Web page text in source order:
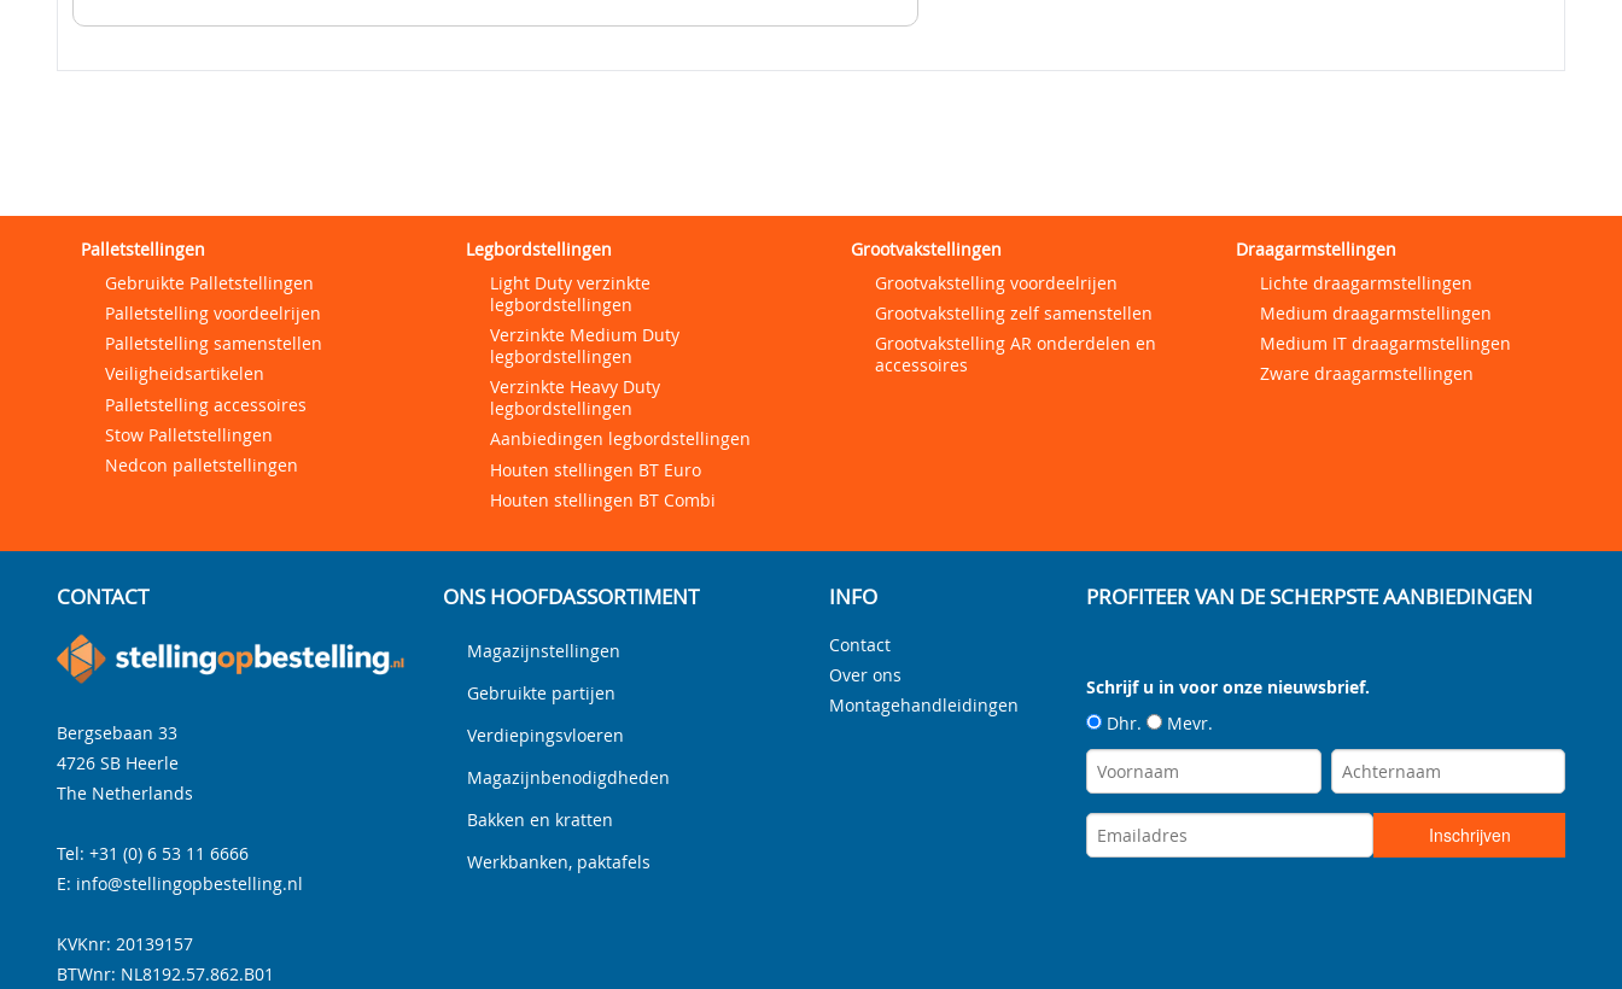
Palletstellingen
Gebruikte Palletstellingen
Palletstelling voordeelrijen
Palletstelling samenstellen
Veiligheidsartikelen
Palletstelling accessoires
Stow Palletstellingen
Nedcon palletstellingen
Legbordstellingen
Light Duty verzinkte
legbordstellingen
Verzinkte Medium Duty
legbordstellingen
Verzinkte Heavy Duty
legbordstellingen
Aanbiedingen legbordstellingen
Houten stellingen BT Euro
Houten stellingen BT Combi
Grootvakstellingen
Grootvakstelling voordeelrijen
Grootvakstelling zelf samenstellen
Grootvakstelling AR onderdelen en
accessoires
Draagarmstellingen
Lichte draagarmstellingen
Medium draagarmstellingen
Medium IT draagarmstellingen
Zware draagarmstellingen
CONTACT
Bergsebaan 33
4726 SB Heerle
The Netherlands
Tel: +31 (0) 6 53 11 6666
E: info@stellingopbestelling.nl
KVKnr: 20139157
BTWnr: NL8192.57.862.B01
ONS HOOFDASSORTIMENT
Magazijnstellingen
Gebruikte partijen
Verdiepingsvloeren
Magazijnbenodigdheden
Bakken en kratten
Werkbanken, paktafels
INFO
Contact
Over ons
Montagehandleidingen
PROFITEER VAN DE SCHERPSTE AANBIEDINGEN
Schrijf u in voor onze nieuwsbrief.
Dhr.
Mevr.